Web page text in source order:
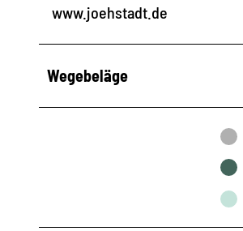
www.joehstadt.de
Wegebeläge